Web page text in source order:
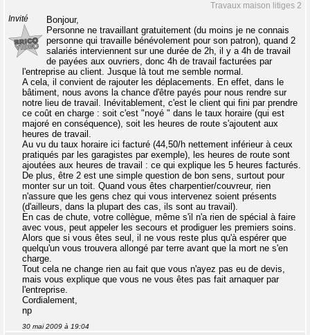
Travaux maison litiges 2
Invité
Bonjour,
Personne ne travaillant gratuitement (du moins je ne connais
personne qui travaille bénévolement pour son patron), quand 2
salariés interviennent sur une durée de 2h, il y a 4h de travail
de payées aux ouvriers, donc 4h de travail facturées par
l'entreprise au client. Jusque là tout me semble normal.
A cela, il convient de rajouter les déplacements. En effet, dans le
bâtiment, nous avons la chance d'être payés pour nous rendre sur
notre lieu de travail. Inévitablement, c'est le client qui fini par prendre
ce coût en charge : soit c'est "noyé " dans le taux horaire (qui est
majoré en conséquence), soit les heures de route s'ajoutent aux
heures de travail.
Au vu du taux horaire ici facturé (44,50/h nettement inférieur à ceux
pratiqués par les garagistes par exemple), les heures de route sont
ajoutées aux heures de travail : ce qui explique les 5 heures facturés.
De plus, être 2 est une simple question de bon sens, surtout pour
monter sur un toit. Quand vous êtes charpentier/couvreur, rien
n'assure que les gens chez qui vous intervenez soient présents
(d'ailleurs, dans la plupart des cas, ils sont au travail).
En cas de chute, votre collègue, même s'il n'a rien de spécial à faire
avec vous, peut appeler les secours et prodiguer les premiers soins.
Alors que si vous êtes seul, il ne vous reste plus qu'à espérer que
quelqu'un vous trouvera allongé par terre avant que la mort ne s'en
charge.
Tout cela ne change rien au fait que vous n'ayez pas eu de devis,
mais vous explique que vous ne vous êtes pas fait arnaquer par
l'entreprise.
Cordialement,
np
30 mai 2009 à 19:04